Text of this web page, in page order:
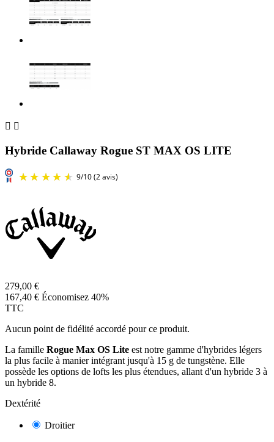
 
Hybride Callaway Rogue ST MAX OS LITE
279,00 €
167,40 € Économisez 40%
TTC
Aucun point de fidélité accordé pour ce produit.
La famille Rogue Max OS Lite est notre gamme d'hybrides légers
la plus facile à manier intégrant jusqu'à 15 g de tungstène. Elle
possède les options de lofts les plus étendues, allant d'un hybride 3 à
un hybride 8.
Dextérité
Droitier